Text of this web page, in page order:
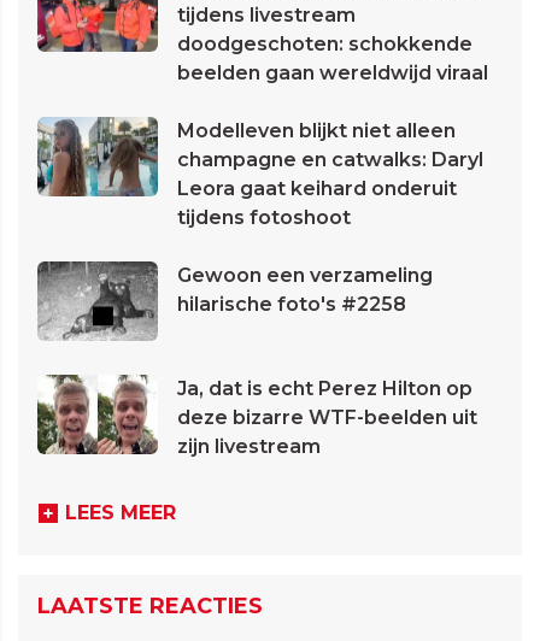
tijdens livestream
doodgeschoten: schokkende
beelden gaan wereldwijd viraal
Modelleven blijkt niet alleen
champagne en catwalks: Daryl
Leora gaat keihard onderuit
tijdens fotoshoot
Gewoon een verzameling
hilarische foto's #2258
Ja, dat is echt Perez Hilton op
deze bizarre WTF-beelden uit
zijn livestream
LEES MEER
LAATSTE REACTIES